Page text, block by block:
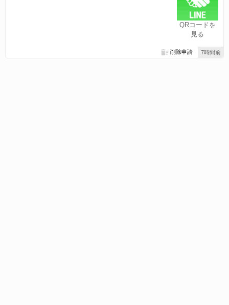
QRコードを
見る
7時間前
削除申請